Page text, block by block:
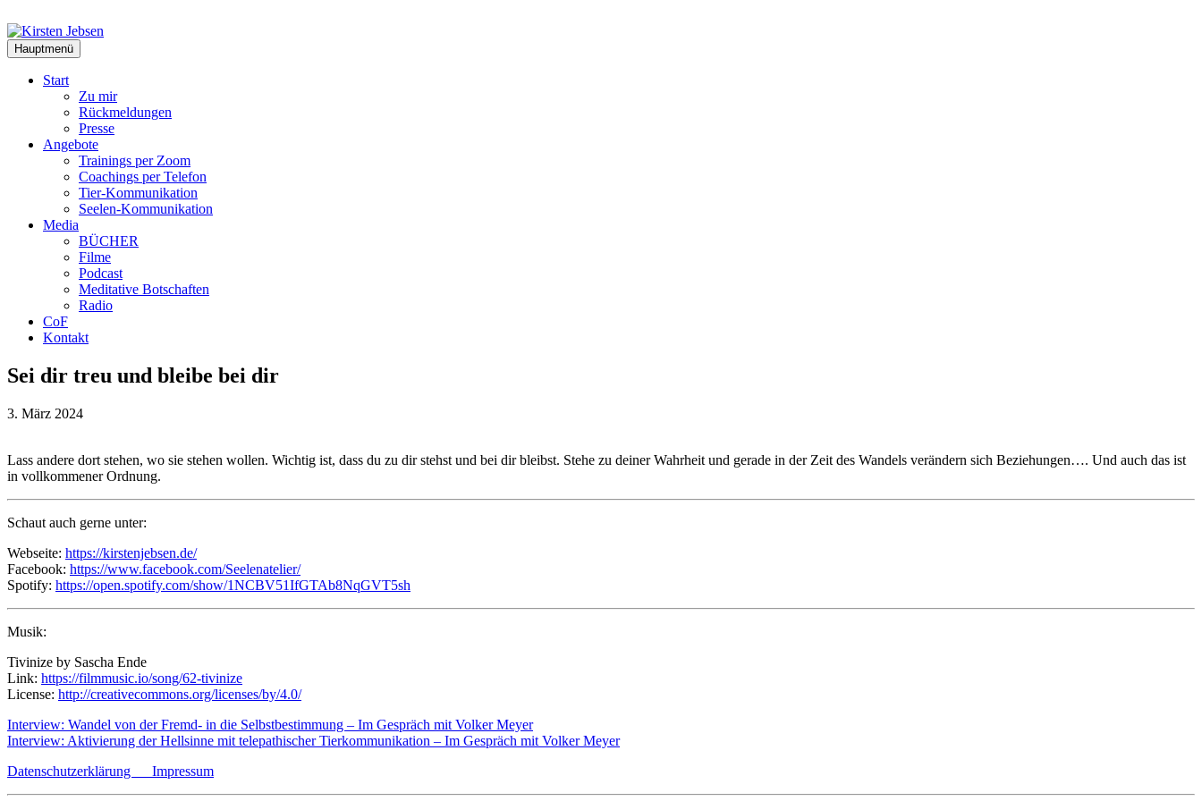
Inhalt
springen
Hauptmenü
Start
Zu mir
Rückmeldungen
Presse
Angebote
Trainings per Zoom
Coachings per Telefon
Tier-Kommunikation
Seelen-Kommunikation
Media
BÜCHER
Filme
Podcast
Meditative Botschaften
Radio
CoF
Kontakt
Sei dir treu und bleibe bei dir
3. März 2024
Lass andere dort stehen, wo sie stehen wollen. Wichtig ist, dass du zu dir stehst und bei dir bleibst. Stehe zu deiner Wahrheit und gerade in der Zeit des Wandels verändern sich Beziehungen…. Und auch das ist
in vollkommener Ordnung.
Schaut auch gerne unter:
Webseite: https://kirstenjebsen.de/
Facebook: https://www.facebook.com/Seelenatelier/
Spotify: https://open.spotify.com/show/1NCBV51IfGTAb8NqGVT5sh
Musik:
Tivinize by Sascha Ende
Link: https://filmmusic.io/song/62-tivinize
License: http://creativecommons.org/licenses/by/4.0/
Beitragsnavigation
Interview: Wandel von der Fremd- in die Selbstbestimmung – Im Gespräch mit Volker Meyer
Interview: Aktivierung der Hellsinne mit telepathischer Tierkommunikation – Im Gespräch mit Volker Meyer
Datenschutzerklärung Impressum